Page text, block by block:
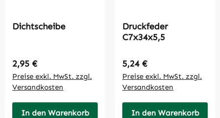
Dichtscheibe
Regulärer Preis:
2,95 €
Preise exkl. MwSt. zzgl.
Versandkosten
In den Warenkorb
Druckfeder
C7x34x5,5
Regulärer Preis:
5,24 €
Preise exkl. MwSt. zzgl.
Versandkosten
In den Warenkorb